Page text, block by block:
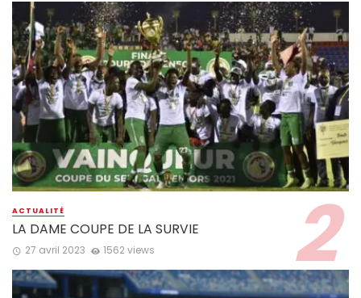
ACTUALITÉ
LA DAME COUPE DE LA SURVIE
27 avril 2023 1562 views